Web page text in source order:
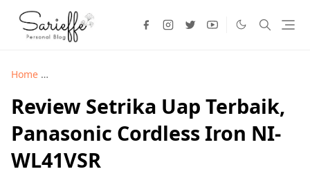
Home
Review Setrika Uap Terbaik,
Panasonic Cordless Iron NI-
WL41VSR